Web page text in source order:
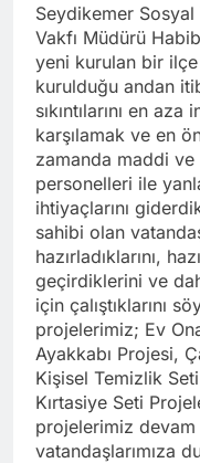
Seydikemer Sosyal
Vakfı Müdürü
yeni kurulan bir
kurulduğu andan
sıkıntılarını en
karşılamak ve en
zamanda maddi
personelleri ile
ihtiyaçlarını
sahibi olan
hazırladıklarını,
geçirdiklerini ve
için çalıştıklarını
projelerimiz; Ev
Ayakkabı Projesi,
Kişisel Temizlik
Kırtasiye Seti
projelerimiz devam
vatandaşlarımıza